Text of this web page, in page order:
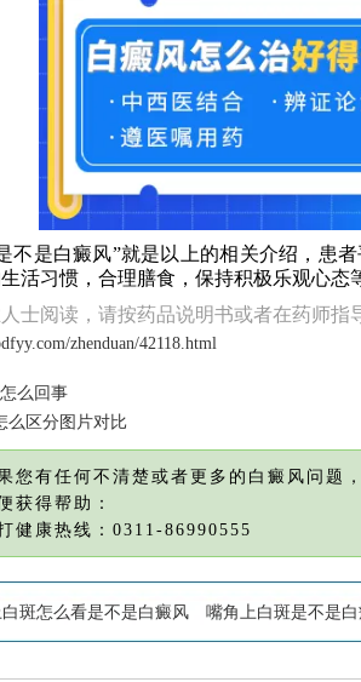
是白癜风”就是以上的相关介绍，患者
活习惯，合理膳食，保持积极乐观心态
士阅读，请按药品说明书或者在药师指
zhenduan/42118.html
么回事
么区分图片对比
您有任何不清楚或者更多的白癜风问题
获得帮助：
健康热线：0311-86990555
斑怎么看是不是白癜风 嘴角上白斑是不是